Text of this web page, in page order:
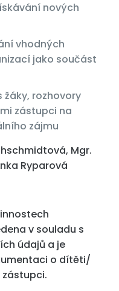
nových
vhodných
jako součást
rozhovory
zástupci na
zájmu
Mgr.
Ryparová
v souladu s
údajů a je
o dítěti/